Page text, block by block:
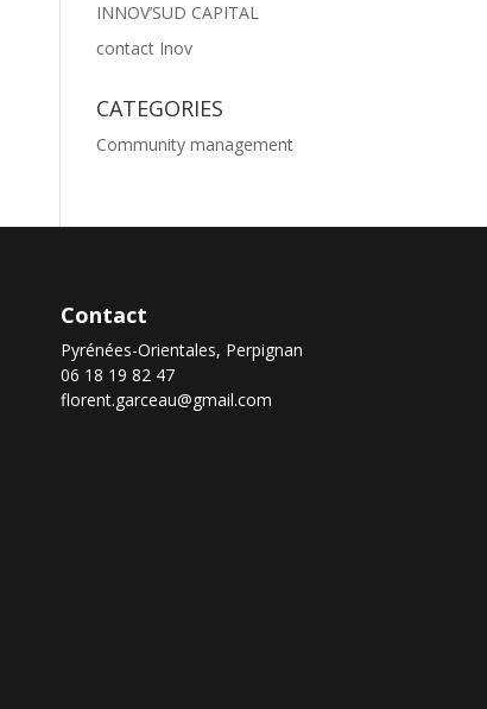
INNOV’SUD CAPITAL
contact Inov
CATEGORIES
Community management
Contact
Pyrénées-Orientales, Perpignan
06 18 19 82 47
florent.garceau@gmail.com